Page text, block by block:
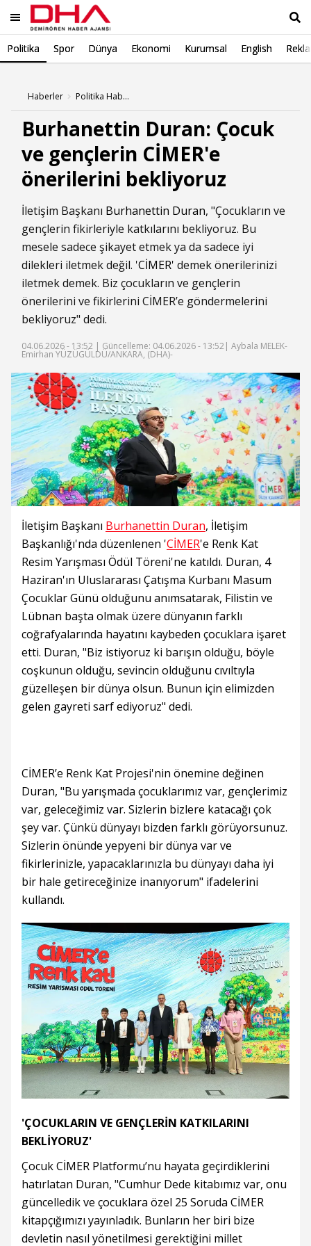
Politika Spor Dünya Ekonomi Kurumsal English
Haberler Politika Haberleri
Burhanettin Duran: Çocuk
ve gençlerin CİMER'e
önerilerini bekliyoruz
İletişim Başkanı Burhanettin Duran, "Çocukların ve
gençlerin fikirleriyle katkılarını bekliyoruz. Bu
mesele sadece şikayet etmek ya da sadece iyi
dilekleri iletmek değil. 'CİMER' demek önerilerinizi
iletmek demek. Biz çocukların ve gençlerin
önerilerini ve fikirlerini CİMER’e göndermelerini
bekliyoruz" dedi.
04.06.2026 - 13:52 | Güncelleme: 04.06.2026 - 13:52 | Aybala MELEK-
Emirhan YÜZÜGÜLDÜ/ANKARA, (DHA)-
İletişim Başkanı Burhanettin Duran, İletişim
Başkanlığı'nda düzenlenen 'CİMER'e Renk Kat
Resim Yarışması Ödül Töreni'ne katıldı. Duran, 4
Haziran'ın Uluslararası Çatışma Kurbanı Masum
Çocuklar Günü olduğunu anımsatarak, Filistin ve
Lübnan başta olmak üzere dünyanın farklı
coğrafyalarında hayatını kaybeden çocuklara işaret
etti. Duran, "Biz istiyoruz ki barışın olduğu, böyle
coşkunun olduğu, sevincin olduğunu cıvıltıyla
güzelleşen bir dünya olsun. Bunun için elimizden
gelen gayreti sarf ediyoruz" dedi.
CİMER’e Renk Kat Projesi'nin önemine değinen
Duran, "Bu yarışmada çocuklarımız var, gençlerimiz
var, geleceğimiz var. Sizlerin bizlere katacağı çok
şey var. Çünkü dünyayı bizden farklı görüyorsunuz.
Sizlerin önünde yepyeni bir dünya var ve
fikirlerinizle, yapacaklarınızla bu dünyayı daha iyi
bir hale getireceğinize inanıyorum" ifadelerini
kullandı.
'ÇOCUKLARIN VE GENÇLERİN KATKILARINI
BEKLİYORUZ'
Çocuk CİMER Platformu’nu hayata geçirdiklerini
hatırlatan Duran, "Cumhur Dede kitabımız var, onu
güncelledik ve çocuklara özel 25 Soruda CİMER
kitapçığımızı yayınladık. Bunların her biri bize
devletin nasıl yönetilmesi gerektiğini millet